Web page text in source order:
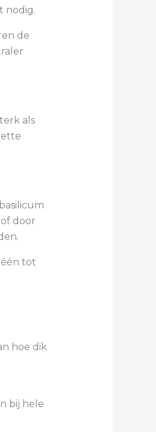
nodig.
de
als
door
tot
hoe dik
bij hele